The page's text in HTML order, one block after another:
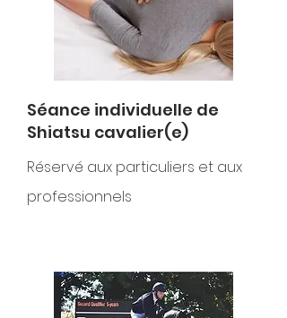
Séance individuelle de
Shiatsu cavalier(e)
Réservé aux particuliers et aux
professionnels